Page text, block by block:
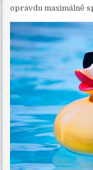
opravdu maximálně